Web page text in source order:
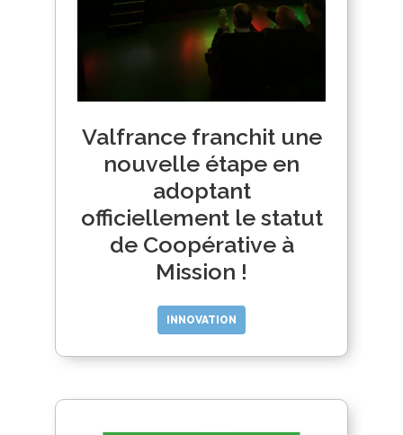
Valfrance franchit une
nouvelle étape en
adoptant
officiellement le statut
de Coopérative à
Mission !
INNOVATION